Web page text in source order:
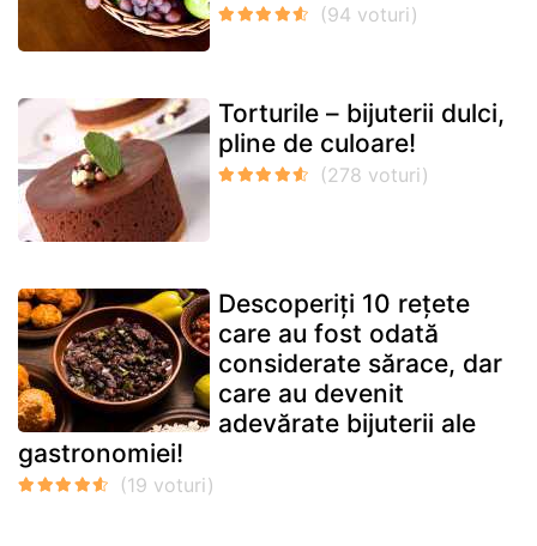
Torturile – bijuterii dulci,
pline de culoare!
Descoperiți 10 rețete
care au fost odată
considerate sărace, dar
care au devenit
adevărate bijuterii ale
gastronomiei!